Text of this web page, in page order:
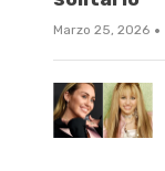
Marzo 25, 2026 ·